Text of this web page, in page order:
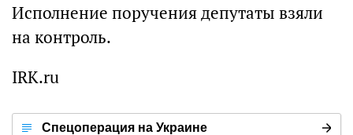
Исполнение поручения депутаты взяли
на контроль.
IRK.ru
Спецоперация на Украине